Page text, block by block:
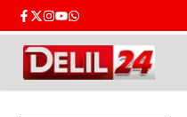
Skip to content